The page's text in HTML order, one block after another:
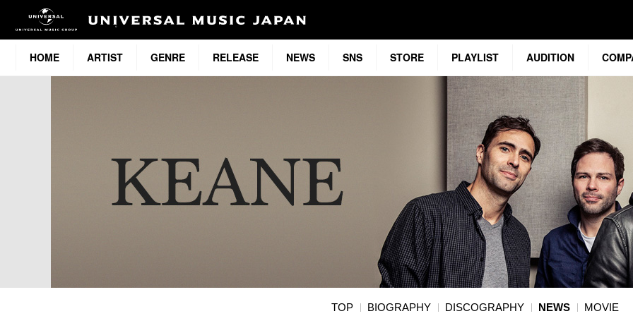
HOME ARTIST GENRE RELEASE NEWS SNS STORE PLAYLIST AUDITION
TOP BIOGRAPHY DISCOGRAPHY NEWS MOVIE